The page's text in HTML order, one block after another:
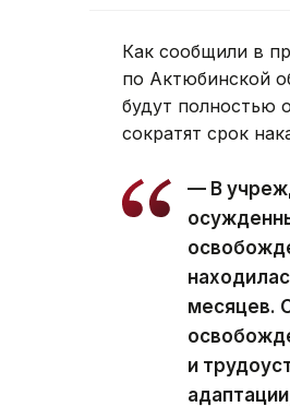
Как сообщили в
по Актюбинской
будут полностью
сократят срок
— В
месяцев.
и